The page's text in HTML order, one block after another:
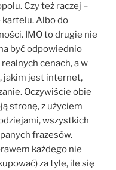
Czy też raczej –
Albo do
IMO to drugie nie
być odpowiednio
cenach, a w
jakim jest internet,
Oczywiście obie
stronę, z użyciem
wszystkich
frazesów.
każdego nie
za tyle, ile się